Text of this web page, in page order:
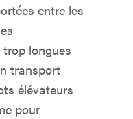
entre les
trop longues
transport
élévateurs
pour